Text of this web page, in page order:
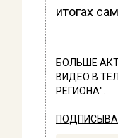
итогах
БОЛЬШЕ
ВИДЕО В
РЕГИОНА".